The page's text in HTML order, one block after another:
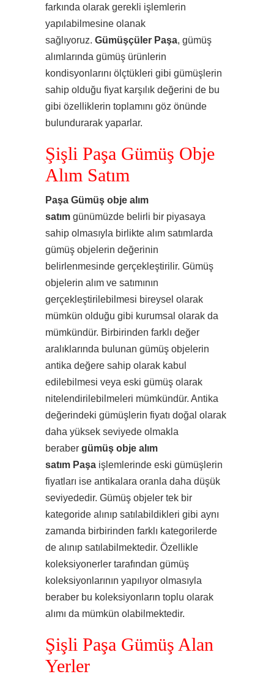
farkında olarak gerekli işlemlerin
yapılabilmesine olanak
sağlıyoruz. Gümüşçüler Paşa, gümüş
alımlarında gümüş ürünlerin
kondisyonlarını ölçtükleri gibi gümüşlerin
sahip olduğu fiyat karşılık değerini de bu
gibi özelliklerin toplamını göz önünde
bulundurarak yaparlar.
Şişli Paşa Gümüş Obje
Alım Satım
Paşa Gümüş obje alım
satım günümüzde belirli bir piyasaya
sahip olmasıyla birlikte alım satımlarda
gümüş objelerin değerinin
belirlenmesinde gerçekleştirilir. Gümüş
objelerin alım ve satımının
gerçekleştirilebilmesi bireysel olarak
mümkün olduğu gibi kurumsal olarak da
mümkündür. Birbirinden farklı değer
aralıklarında bulunan gümüş objelerin
antika değere sahip olarak kabul
edilebilmesi veya eski gümüş olarak
nitelendirilebilmeleri mümkündür. Antika
değerindeki gümüşlerin fiyatı doğal olarak
daha yüksek seviyede olmakla
beraber gümüş obje alım
satım Paşa işlemlerinde eski gümüşlerin
fiyatları ise antikalara oranla daha düşük
seviyededir. Gümüş objeler tek bir
kategoride alınıp satılabildikleri gibi aynı
zamanda birbirinden farklı kategorilerde
de alınıp satılabilmektedir. Özellikle
koleksiyonerler tarafından gümüş
koleksiyonlarının yapılıyor olmasıyla
beraber bu koleksiyonların toplu olarak
alımı da mümkün olabilmektedir.
Şişli Paşa Gümüş Alan
Yerler